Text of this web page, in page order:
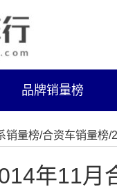
品牌销量榜
销量榜/合资车销量榜/
年11月